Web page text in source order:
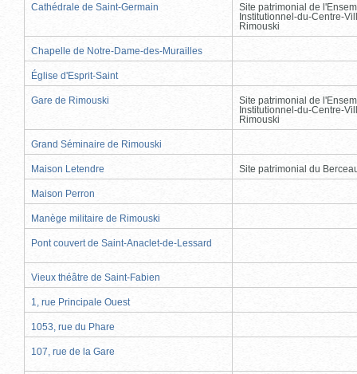
Cathédrale de Saint-Germain
Site patrimonial de
Institutionnel-du-Centre-
Rimouski
Chapelle de Notre-Dame-des-Murailles
Église d'Esprit-Saint
Gare de Rimouski
Site patrimonial de
Institutionnel-du-Centre-
Rimouski
Grand Séminaire de Rimouski
Maison Letendre Site patrimonial du
Maison Perron
Manège militaire de Rimouski
Pont couvert de Saint-Anaclet-de-Lessard
Vieux théâtre de Saint-Fabien
1, rue Principale Ouest
1053, rue du Phare
107, rue de la Gare